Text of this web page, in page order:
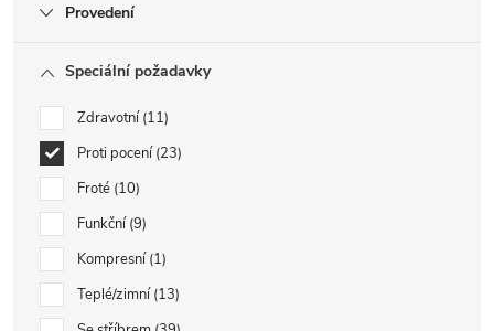
Provedení
Speciální požadavky
Zdravotní 11
Proti pocení 23
Froté 10
Funkční 9
Kompresní 1
Teplé/zimní 13